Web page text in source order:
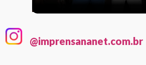
@imprensananet.com.br